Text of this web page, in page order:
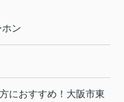
ン
におすすめ！大阪市東